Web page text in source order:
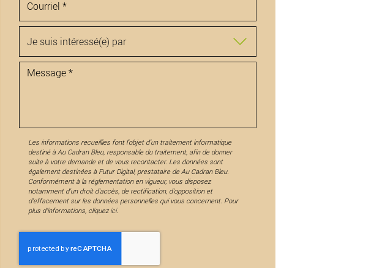
Les informations recueillies font l’objet d’un traitement informatique
destiné àAu Cadran Bleu, responsable du traitement, afin de donner
suite à votre demande et de vous recontacter. Les données sont
également destinées à Futur Digital, prestataire de Au Cadran Bleu.
Conformément à la réglementation en vigueur, vous disposez
notamment d'un droit d'accès, de rectification, d'opposition et
d'effacement sur les données personnelles qui vous concernent. Pour
plus d’informations, cliquez ici.